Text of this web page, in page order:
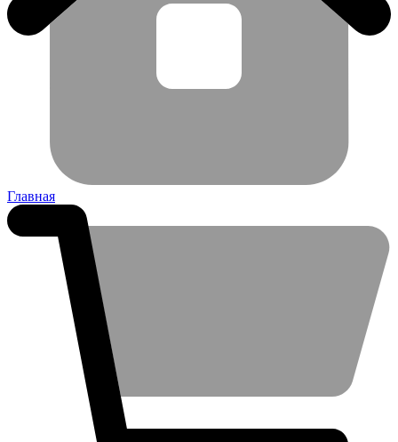
Главная